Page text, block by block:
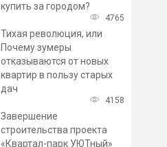
купить за городом?
4765
Тихая революция, или
Почему зумеры
отказываются от новых
квартир в пользу старых
дач
4158
Завершение
строительства проекта
«Квартал-парк УЮТный»